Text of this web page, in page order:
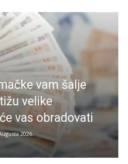
vam šalje
velike
vas obradovati
2026.